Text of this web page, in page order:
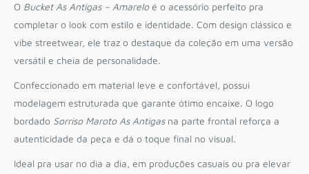
O Bucket As Antigas – Amareloé o acessório perfeito pra
completar o look com estilo e identidade. Com design clássico e
vibe streetwear, ele traz o destaque da coleção em uma versão
versátil e cheia de personalidade.
Confeccionado em material leve e confortável, possui
modelagem estruturada que garante ótimo encaixe. O logo
bordado Sorriso Maroto As Antigasna parte frontal reforça a
autenticidade da peça e dá o toque final no visual.
Ideal pra usar no dia a dia, em produções casuais ou pra elevar